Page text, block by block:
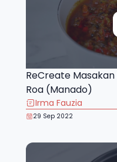
ReCreate
Roa (Manado)
Irma Fauzia
29 Sep 2022